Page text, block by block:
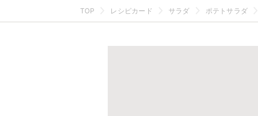
TOP レシピカード サラダ ポテトサラダ